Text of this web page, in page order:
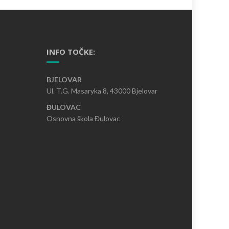
INFO TOČKE:
BJELOVAR
Ul. T.G. Masaryka 8, 43000 Bjelovar
ĐULOVAC
Osnovna škola Đulovac